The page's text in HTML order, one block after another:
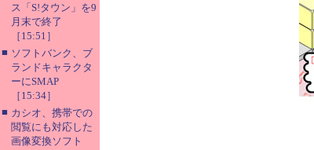
ス「S!タウン」を9
月末で終了
［15:51］
■ ソフトバンク、ブ
ランドキャラクタ
ーにSMAP
［15:34］
■ カシオ、携帯での
閲覧にも対応した
画像変換ソフト